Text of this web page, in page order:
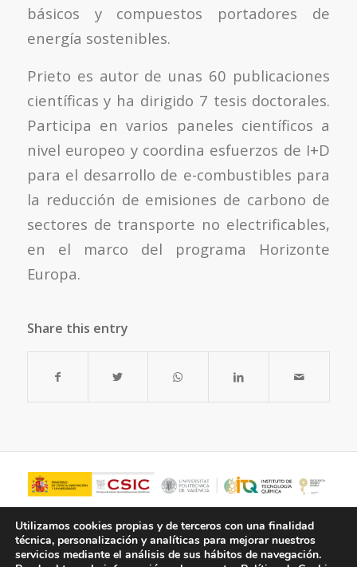
básicos y compuestos portadores de
energía sostenibles.
Prieto es autor de unas 60 publicaciones
científicas y ha dirigido 7 tesis doctorales.
Participa en varios paneles científicos a
nivel europeo y coordina esfuerzos de I+D
para el desarrollo de e-combustibles para
la reducción de emisiones de carbono de
sectores de transporte no electrificables,
en el marco del programa Horizonte
Europa.
Share this entry
Utilizamos cookies propias y de terceros con una finalidad
técnica, personalización y analíticas para mejorar nuestros
servicios mediante el análisis de sus hábitos de navegación.